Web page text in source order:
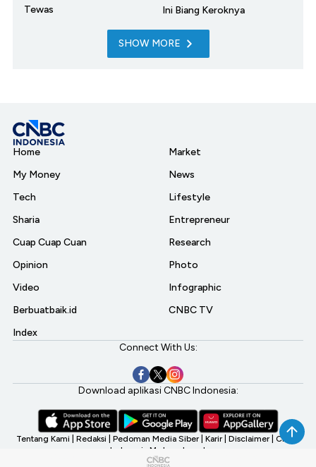
Tewas
Ini Biang Keroknya
SHOW MORE
Home
My Money
Tech
Sharia
Cuap Cuap Cuan
Opinion
Video
Berbuatbaik.id
Index
Market
News
Lifestyle
Entrepreneur
Research
Photo
Infographic
CNBC TV
Connect With Us:
Download aplikasi CNBC Indonesia:
Tentang Kami Redaksi Pedoman Media Siber Karir Disclaimer CNBC
Indonesia My Investment
©2026 CNBC Indonesia, A Transmedia Company